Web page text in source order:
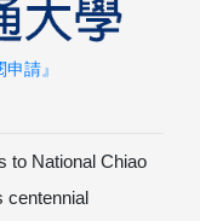
to National Chiao
centennial
申請』